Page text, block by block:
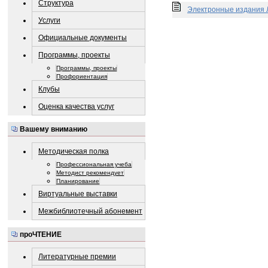
Структура
Услуги
Официальные документы
Программы, проекты
Программы, проекты
Профориентация
Клубы
Оценка качества услуг
Вашему вниманию
Методическая полка
Профессиональная учеба
Методист рекомендует
Планирование
Виртуальные выставки
Межбиблиотечный абонемент
проЧТЕНИЕ
Литературные премии
Электронные издания